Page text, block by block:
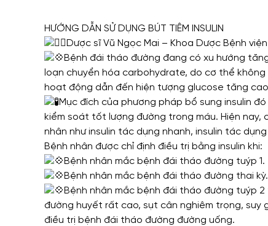
HƯỚNG DẪN SỬ DỤNG BÚT TIÊM INSULIN
Dược sĩ Vũ Ngọc Mai – Khoa Dược Bệnh
Bệnh đái tháo đường đang có xu hướng
loạn chuyển hóa carbohydrate, do cơ thể
hoạt động dẫn đến hiện tượng glucose tăng
Mục đích của phương pháp bổ sung insulin
kiểm soát tốt lượng đường trong máu. Hiện nay,
nhân như insulin tác dụng nhanh, insulin tác
Bệnh nhân được chỉ định điều trị bằng insulin khi:
Bệnh nhân mắc bệnh đái tháo đường tuýp 1.
Bệnh nhân mắc bệnh đái tháo đường thai kỳ.
Bệnh nhân mắc bệnh đái tháo đường tuýp
đường huyết rất cao, sụt cân nghiêm trọng,
điều trị bệnh đái tháo đường đường uống.